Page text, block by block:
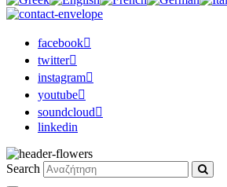
facebook
twitter
instagram
youtube
soundcloud
linkedin
Search